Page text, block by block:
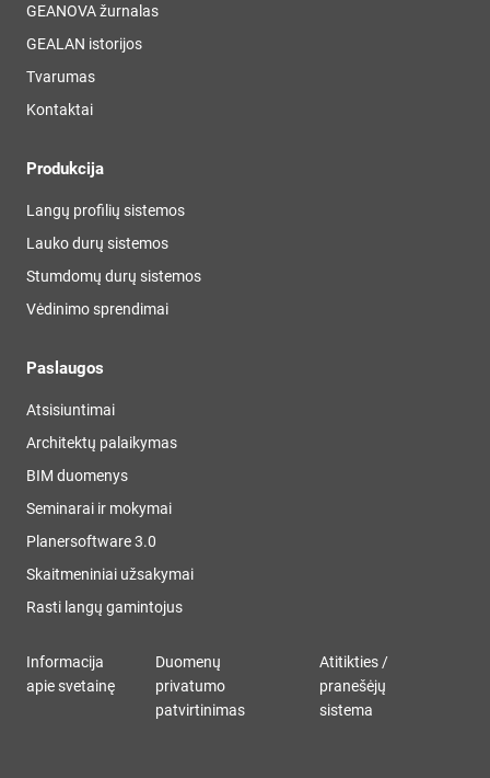
GEANOVA žurnalas
GEALAN istorijos
Tvarumas
Kontaktai
Produkcija
Langų profilių sistemos
Lauko durų sistemos
Stumdomų durų sistemos
Vėdinimo sprendimai
Paslaugos
Atsisiuntimai
Architektų palaikymas
BIM duomenys
Seminarai ir mokymai
Planersoftware 3.0
Skaitmeniniai užsakymai
Rasti langų gamintojus
Informacija
apie svetainę
Duomenų
privatumo
patvirtinimas
Atitikties /
pranešėjų
sistema